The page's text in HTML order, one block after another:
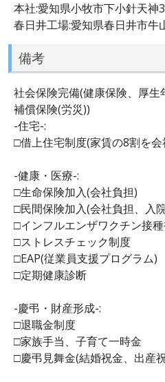
本社:愛知県小牧市下小針天神
春日井工場:愛知県春日井市牛
備考
社会保険完備(健康保険、厚
補償保険(労災))
-住宅-:
□借上住宅制度(家賃の8割を会
-健康・医療-:
□生命保険加入(会社負担)
□民間保険加入(会社負担、入
□インフルエンザワクチン接
□ストレスチェック制度
□EAP(従業員支援プログラム)
□定期健康診断
-慶弔・財産形成-:
□退職金制度
□家族手当、子育て一時金
□慶弔見舞金(結婚祝金、出産